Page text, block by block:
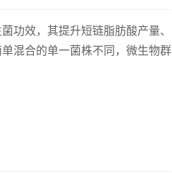
功效，其提升短链脂肪酸产量、
混合的单一菌株不同，微生物群